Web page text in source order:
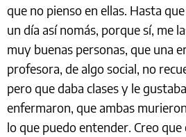
que no pienso en ellas. Hasta
un día así nomás, porque sí, me
muy buenas personas, que una
profesora, de algo social, no
pero que daba clases y le
enfermaron, que ambas
lo que puedo entender. Creo